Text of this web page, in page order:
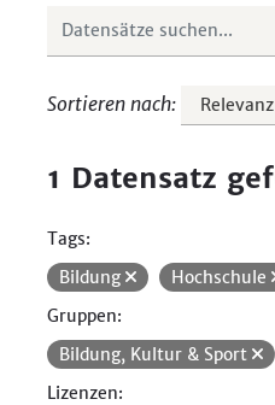
Sortieren nach
1 Datensatz
Tags:
Bildung
Hochschule
Gruppen:
Bildung, Kultur & Sport
Lizenzen: